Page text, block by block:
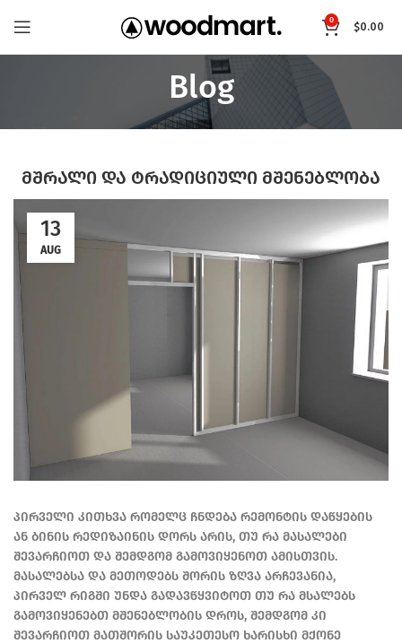
0 $0.00
Blog
მშრალი და ტრადიციული მშენებლობა
13
AUG
პირველი კითხვა რომელც ჩნდება რემონტის დაწყების
ან ბინის რედიზაინის დორს არის, თუ რა მასალები
შევარჩიოთ და შემდგომ გამოვიყენოთ ამისთვის.
მასალებსა და მეთოდებს შორის ზღვა არჩევანია,
პირველ რიგში უნდა გადავწყვიტოთ თუ რა მსალებს
გამოვიყენებთ მშენებლობის დროს, შემდგომ კი
შევარჩიოთ მათშორის საუკეთესო ხარისხი მქონე